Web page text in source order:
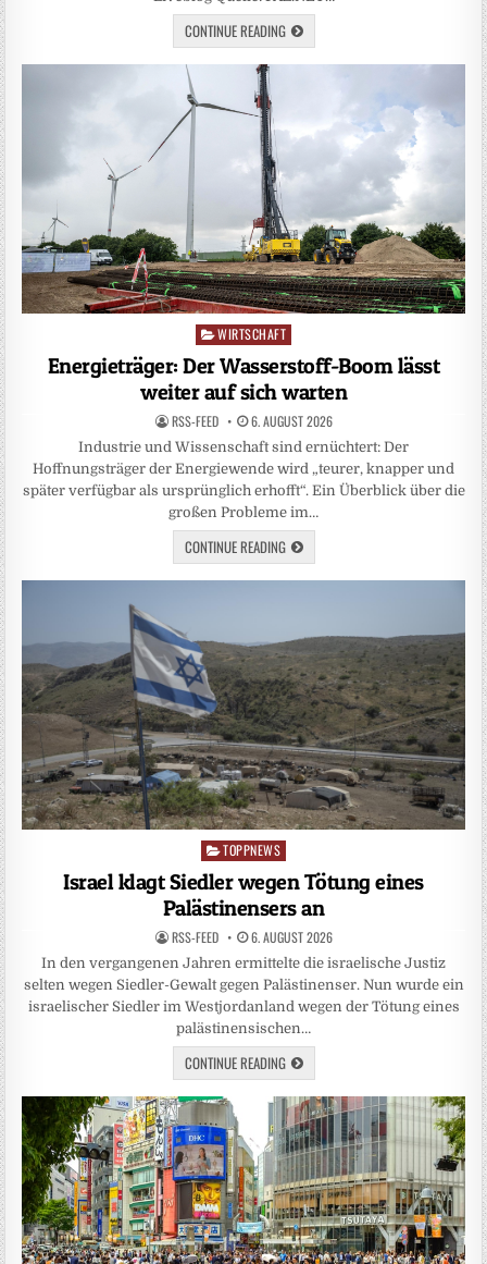
CONTINUE READING
Posted
WIRTSCHAFT
Energieträger: Der Wasserstoff-Boom lässt
weiter auf sich warten
RSS-FEED 6. AUGUST 2026
Industrie und Wissenschaft sind ernüchtert: Der
Hoffnungsträger der Energiewende wird „teurer, knapper und
später verfügbar als ursprünglich erhofft“. Ein Überblick über die
großen Probleme im…
CONTINUE READING
Posted
in
TOPPNEWS
Israel klagt Siedler wegen Tötung eines
Palästinensers an
RSS-FEED 6. AUGUST 2026
In den vergangenen Jahren ermittelte die israelische Justiz
selten wegen Siedler-Gewalt gegen Palästinenser. Nun wurde ein
israelischer Siedler im Westjordanland wegen der Tötung eines
palästinensischen…
CONTINUE READING